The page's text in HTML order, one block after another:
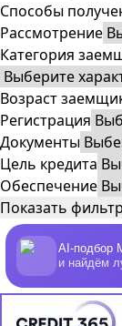
Способы
Рассмотрение
Категория
Возраст
Регистрация
Документы
Цель кредита
Обеспечение
Показать
AI-подбор
и найдём